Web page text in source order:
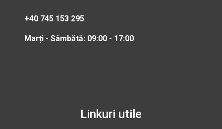
+40 745 153 295
Marți - Sâmbătă: 09:00 - 17:00
Linkuri utile